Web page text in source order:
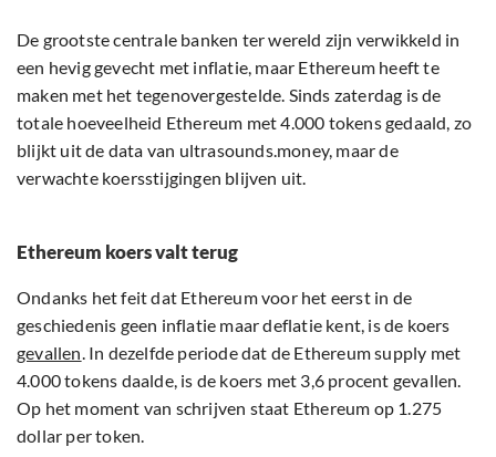
De grootste centrale banken ter wereld zijn verwikkeld in
een hevig gevecht met inflatie, maar Ethereum heeft te
maken met het tegenovergestelde. Sinds zaterdag is de
totale hoeveelheid Ethereum met 4.000 tokens gedaald, zo
blijkt uit de data van ultrasounds.money, maar de
verwachte koersstijgingen blijven uit.
Ethereum koers valt terug
Ondanks het feit dat Ethereum voor het eerst in de
geschiedenis geen inflatie maar deflatie kent, is de koers
gevallen. In dezelfde periode dat de Ethereum supply met
4.000 tokens daalde, is de koers met 3,6 procent gevallen.
Op het moment van schrijven staat Ethereum op 1.275
dollar per token.